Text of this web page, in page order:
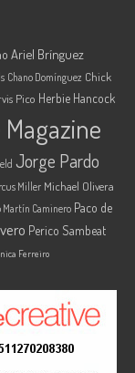
Ariel Brínguez
Chano Domínguez Chick
Pico Herbie Hancock
Jorge Pardo
Miller Michael Olivera
Martín Caminero Paco de
Perico Sambeat
Ferreiro